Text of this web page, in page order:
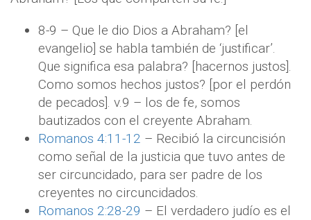
8-9 – Que le dio Dios a Abraham? [el
evangelio] se habla también de ‘justificar’.
Que significa esa palabra? [hacernos justos].
Como somos hechos justos? [por el perdón
de pecados]. v.9 – los de fe, somos
bautizados con el creyente Abraham.
Romanos 4:11-12 – Recibió la circuncisión
como señal de la justicia que tuvo antes de
ser circuncidado, para ser padre de los
creyentes no circuncidados.
Romanos 2:28-29 – El verdadero judío es el